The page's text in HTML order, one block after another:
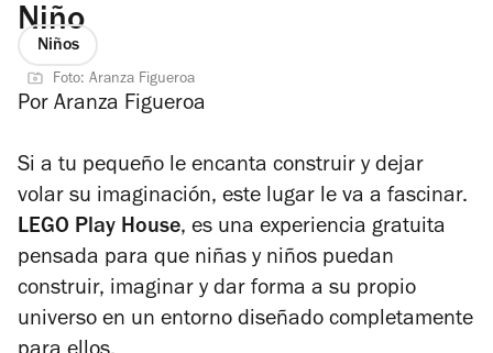
Niño
Niños
Foto: Aranza Figueroa
Por Aranza Figueroa
Si a tu pequeño le encanta construir y dejar
volar su imaginación, este lugar le va a fascinar.
LEGO Play House, es una experiencia gratuita
pensada para que niñas y niños puedan
construir, imaginar y dar forma a su propio
universo en un entorno diseñado completamente